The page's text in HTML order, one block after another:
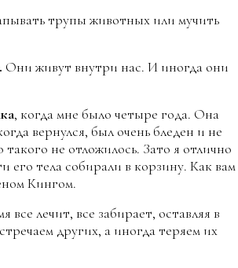
трупы животных или мучить
Они живут внутри нас. И иногда они
, когда мне было четыре года. Она
вернулся, был очень бледен и не
не отложилось. Зато я отлично
его тела собирали в корзину. Как вам
Кингом.
все лечит, все забирает, оставляя в
других, а иногда теряем их